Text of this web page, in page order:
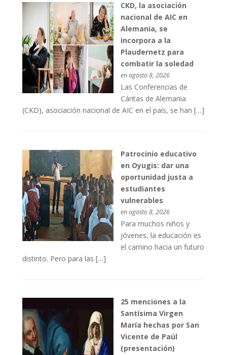
CKD, la asociación
nacional de AIC en
Alemania, se
incorpora a la
Plaudernetz para
combatir la soledad
en agosto 8, 2026
Las Conferencias de
Cáritas de Alemania
(CKD), asociación nacional de AIC en el país, se han […]
Patrocinio educativo
en Oyugis: dar una
oportunidad justa a
estudiantes
vulnerables
en agosto 8, 2026
Para muchos niños y
jóvenes, la educación es
el camino hacia un futuro
distinto. Pero para las […]
25 menciones a la
Santísima Virgen
María hechas por San
Vicente de Paúl
(presentación)